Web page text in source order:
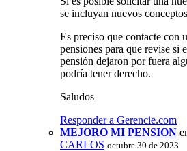
se incluyan nuevos
Es preciso que contacte con
pensiones para que revise si
pensión dejaron por fuera
podría tener derecho.
Saludos
Responder a Gerencie.com
MEJORO MI PENSION
CARLOS octubre 30 de 2023